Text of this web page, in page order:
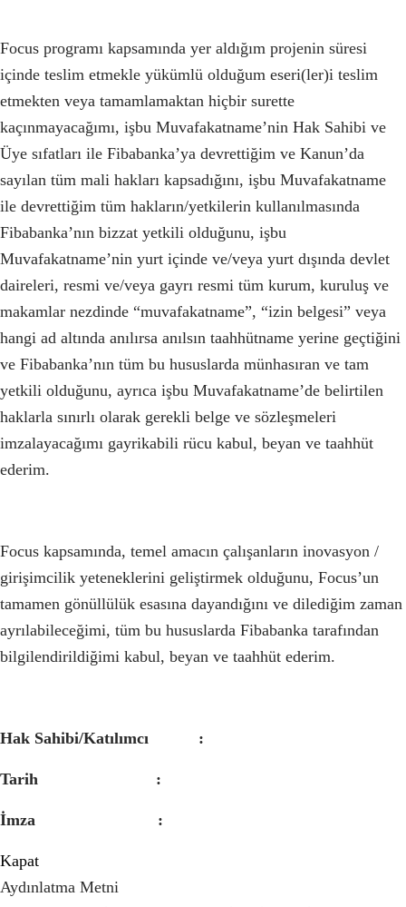
Focus programı kapsamında yer aldığım projenin süresi
içinde teslim etmekle yükümlü olduğum eseri(ler)i teslim
etmekten veya tamamlamaktan hiçbir surette
kaçınmayacağımı, işbu Muvafakatname’nin Hak Sahibi ve
Üye sıfatları ile Fibabanka’ya devrettiğim ve Kanun’da
sayılan tüm mali hakları kapsadığını, işbu Muvafakatname
ile devrettiğim tüm hakların/yetkilerin kullanılmasında
Fibabanka’nın bizzat yetkili olduğunu, işbu
Muvafakatname’nin yurt içinde ve/veya yurt dışında devlet
daireleri, resmi ve/veya gayrı resmi tüm kurum, kuruluş ve
makamlar nezdinde “muvafakatname”, “izin belgesi” veya
hangi ad altında anılırsa anılsın taahhütname yerine geçtiğini
ve Fibabanka’nın tüm bu hususlarda münhasıran ve tam
yetkili olduğunu, ayrıca işbu Muvafakatname’de belirtilen
haklarla sınırlı olarak gerekli belge ve sözleşmeleri
imzalayacağımı gayrikabili rücu kabul, beyan ve taahhüt
ederim.
Focus kapsamında, temel amacın çalışanların inovasyon /
girişimcilik yeteneklerini geliştirmek olduğunu, Focus’un
tamamen gönüllülük esasına dayandığını ve dilediğim zaman
ayrılabileceğimi, tüm bu hususlarda Fibabanka tarafından
bilgilendirildiğimi kabul, beyan ve taahhüt ederim.
Hak Sahibi/Katılımcı :
Tarih :
İmza :
Kapat
Aydınlatma Metni